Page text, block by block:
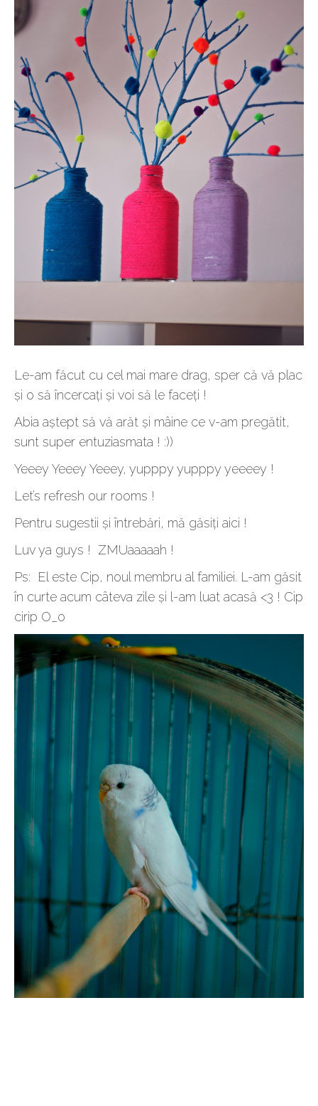
Le-am făcut cu cel mai mare drag, sper că vă plac
și o să încercați și voi să le faceți !
Abia aștept să vă arăt și mâine ce v-am pregătit,
sunt super entuziasmata ! :))
Yeeey Yeeey Yeeey, yupppy yupppy yeeeey !
Let’s refresh our rooms !
Pentru sugestii și întrebări, mă găsiți aici !
Luv ya guys ! ZMUaaaaah !
Ps: El este Cip, noul membru al familiei. L-am găsit
în curte acum câteva zile și l-am luat acasă <3 ! Cip
cirip O_o